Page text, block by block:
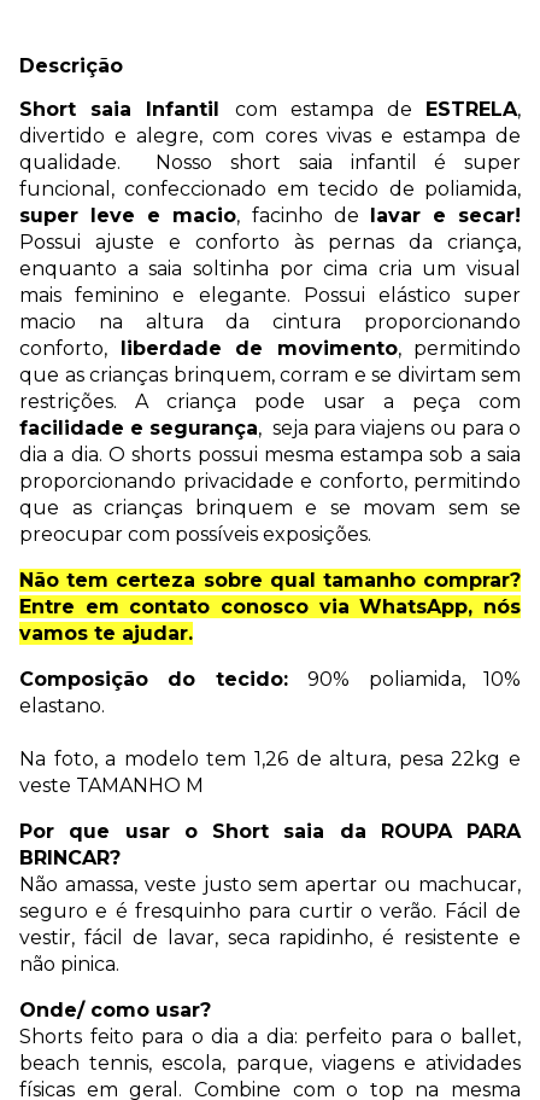
Descrição
Short saia Infantil com estampa de ESTRELA,
divertido e alegre, com cores vivas e estampa de
qualidade. Nosso short saia infantil é super
funcional, confeccionado em tecido de poliamida,
super leve e macio, facinho de lavar e secar!
Possui ajuste e conforto às pernas da criança,
enquanto a saia soltinha por cima cria um visual
mais feminino e elegante. Possui elástico super
macio na altura da cintura proporcionando
conforto, liberdade de movimento, permitindo
que as crianças brinquem, corram e se divirtam sem
restrições. A criança pode usar a peça com
facilidade e segurança, seja para viajens ou para o
dia a dia. O shorts possui mesma estampa sob a saia
proporcionando privacidade e conforto, permitindo
que as crianças brinquem e se movam sem se
preocupar com possíveis exposições.
Não tem certeza sobre qual tamanho comprar?
Entre em contato conosco via WhatsApp, nós
vamos te ajudar.
Composição do tecido:90% poliamida, 10%
elastano.
Na foto, a modelo tem 1,26 de altura, pesa 22kg e
veste TAMANHO M
Por que usar o Short saia da ROUPA PARA
BRINCAR?
Não amassa, veste justo sem apertar ou machucar,
seguro e é fresquinho para curtir o verão. Fácil de
vestir, fácil de lavar, seca rapidinho, é resistente e
não pinica.
Onde/ como usar?
Shorts feito para o dia a dia: perfeito para o ballet,
beach tennis, escola, parque, viagens e atividades
físicas em geral. Combine com o top na mesma